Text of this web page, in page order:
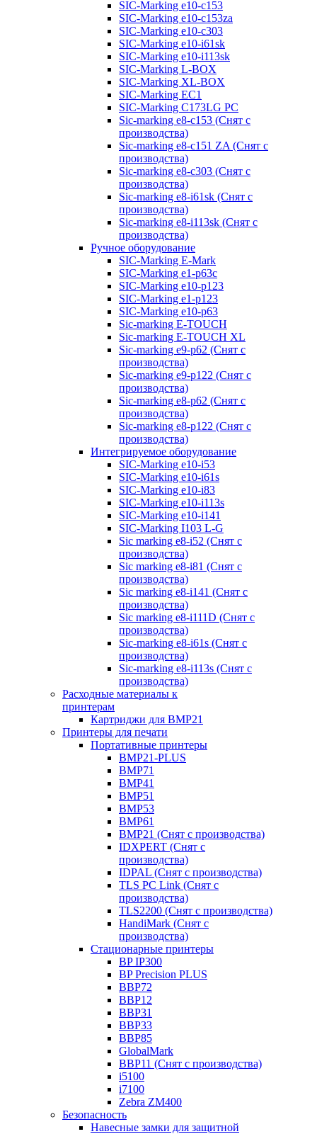
SIC-Marking e10-c153
SIC-Marking e10-c153za
SIC-Marking e10-c303
SIC-Marking e10-i61sk
SIC-Marking e10-i113sk
SIC-Marking L-BOX
SIC-Marking XL-BOX
SIC-Marking EC1
SIC-Marking C173LG PC
Sic-marking e8-c153 (Снят с
производства)
Sic-marking e8-c151 ZA (Снят с
производства)
Sic-marking e8-c303 (Снят с
производства)
Sic-marking e8-i61sk (Снят с
производства)
Sic-marking e8-i113sk (Снят с
производства)
Ручное оборудование
SIC-Marking E-Mark
SIC-Marking e1-p63с
SIC-Marking e10-p123
SIC-Marking e1-p123
SIC-Marking e10-p63
Sic-marking E-TOUCH
Sic-marking E-TOUCH XL
Sic-marking e9-p62 (Снят с
производства)
Sic-marking e9-p122 (Снят с
производства)
Sic-marking e8-p62 (Снят с
производства)
Sic-marking e8-p122 (Снят с
производства)
Интегрируемое оборудование
SIC-Marking e10-i53
SIC-Marking e10-i61s
SIC-Marking e10-i83
SIC-Marking e10-i113s
SIC-Marking e10-i141
SIC-Marking I103 L-G
Sic marking e8-i52 (Снят с
производства)
Sic marking e8-i81 (Снят с
производства)
Sic marking e8-i141 (Снят с
производства)
Sic marking e8-i111D (Снят с
производства)
Sic-marking e8-i61s (Снят с
производства)
Sic-marking e8-i113s (Снят с
производства)
Расходные материалы к
принтерам
Картриджи для BMP21
Принтеры для печати
Портативные принтеры
BMP21-PLUS
BMP71
BMP41
BMP51
BMP53
BMP61
BMP21 (Снят с производства)
IDXPERT (Снят с
производства)
IDPAL (Снят с производства)
TLS PC Link (Снят с
производства)
TLS2200 (Снят с производства)
HandiMark (Снят с
производства)
Стационарные принтеры
BP IP300
BP Precision PLUS
BBP72
BBP12
BBP31
BBP33
BBP85
GlobalMark
BBP11 (Снят с производства)
i5100
i7100
Zebra ZM400
Безопасность
Навесные замки для защитной